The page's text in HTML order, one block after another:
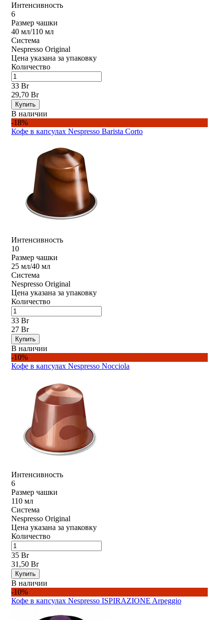
Интенсивность
6
Размер чашки
40 мл/110 мл
Система
Nespresso Original
Цена указана за упаковку
Количество
33 Br
29,70 Br
Купить
В наличии
-18%
Кофе в капсулах Nespresso Barista Corto
Интенсивность
10
Размер чашки
25 мл/40 мл
Система
Nespresso Original
Цена указана за упаковку
Количество
33 Br
27 Br
Купить
В наличии
-10%
Кофе в капсулах Nespresso Nocciola
Интенсивность
6
Размер чашки
110 мл
Система
Nespresso Original
Цена указана за упаковку
Количество
35 Br
31,50 Br
Купить
В наличии
-10%
Кофе в капсулах Nespresso ISPIRAZIONE Arpeggio